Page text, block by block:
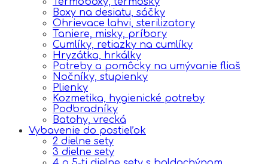
Boxy na desiatu, sáčky
Ohrievace lahvi, sterilizatory
Taniere, misky, príbory
Cumlíky, retiazky na cumlíky
Hryzátka, hrkálky
Potreby a pomôcky na umývanie fliaš
Nočníky, stupienky
Plienky
Kozmetika, hygienické potreby
Podbradníky
Batohy, vrecká
Vybavenie do postieľok
2 dielne sety
3 dielne sety